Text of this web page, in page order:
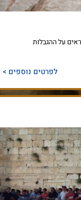
על ההגבלות
לפרטים נוספים >